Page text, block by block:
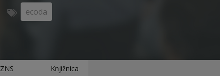
ecoda
ZNS
Knjižnica